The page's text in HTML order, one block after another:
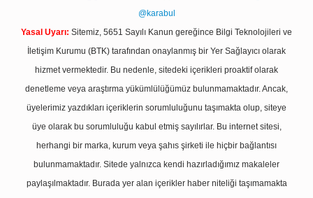
@karabul
Yasal Uyarı: Sitemiz, 5651 Sayılı Kanun gereğince Bilgi Teknolojileri ve
İletişim Kurumu (BTK) tarafından onaylanmış bir Yer Sağlayıcı olarak
hizmet vermektedir. Bu nedenle, sitedeki içerikleri proaktif olarak
denetleme veya araştırma yükümlülüğümüz bulunmamaktadır. Ancak,
üyelerimiz yazdıkları içeriklerin sorumluluğunu taşımakta olup, siteye
üye olarak bu sorumluluğu kabul etmiş sayılırlar. Bu internet sitesi,
herhangi bir marka, kurum veya şahıs şirketi ile hiçbir bağlantısı
bulunmamaktadır. Sitede yalnızca kendi hazırladığımız makaleler
paylaşılmaktadır. Burada yer alan içerikler haber niteliği taşımamakta